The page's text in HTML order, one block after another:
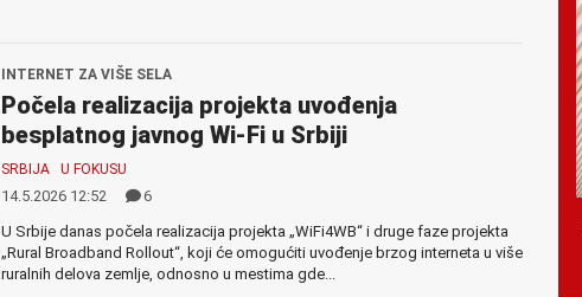
INTERNET ZA VIŠE SELA
Počela realizacija projekta uvođenja
besplatnog javnog Wi-Fi u Srbiji
SRBIJA U FOKUSU
14.5.2026 12:52
6
U Srbije danas počela realizacija projekta „WiFi4WB“ i druge faze projekta
„Rural Broadband Rollout“, koji će omogućiti uvođenje brzog interneta u više
ruralnih delova zemlje, odnosno u mestima gde...